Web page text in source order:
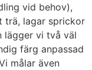
vid behov),
trä, lagar sprickor
lägger vi två väl
färg anpassad
målar även